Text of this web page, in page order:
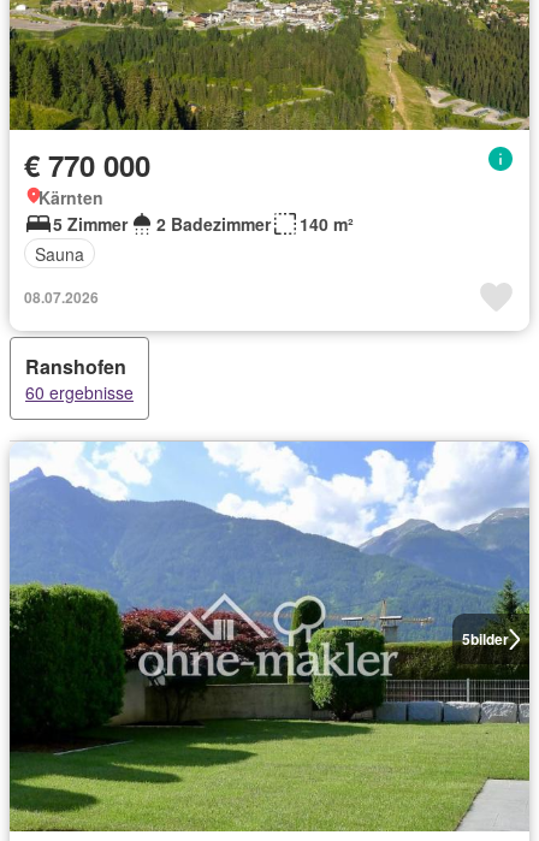
€ 770 000
Kärnten
5 Zimmer
2 Badezimmer
140 m²
Sauna
08.07.2026
Ranshofen
60 ergebnisse
5bilder